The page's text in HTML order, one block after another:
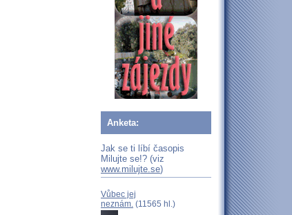
Anketa:
Jak se ti líbí časopis
Milujte se!? (viz
www.milujte.se)
Vůbec jej
neznám. (11565 hl.)